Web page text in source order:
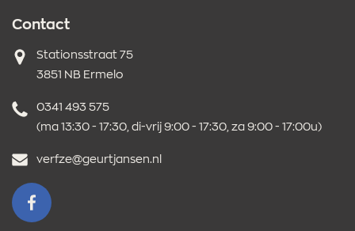
Contact
Adres
Stationsstraat 75
3851 NB Ermelo
Telefoonnummer
0341 493 575
(ma 13:30 - 17:30, di-vrij 9:00 - 17:30, za 9:00 - 17:00u)
E-
verfze@geurtjansen.nl
VOLG ONS OP FACEBOOK